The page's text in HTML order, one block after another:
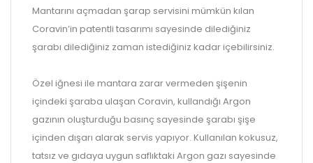
Mantarını açmadan şarap servisini mümkün kılan
Coravin’in patentli tasarımı sayesinde dilediğiniz
şarabı dilediğiniz zaman istediğiniz kadar içebilirsiniz.
Özel iğnesi ile mantara zarar vermeden şişenin
içindeki şaraba ulaşan Coravin, kullandığı Argon
gazının oluşturduğu basınç sayesinde şarabı şişe
içinden dışarı alarak servis yapıyor. Kullanılan kokusuz,
tatsız ve gıdaya uygun saflıktaki Argon gazı sayesinde